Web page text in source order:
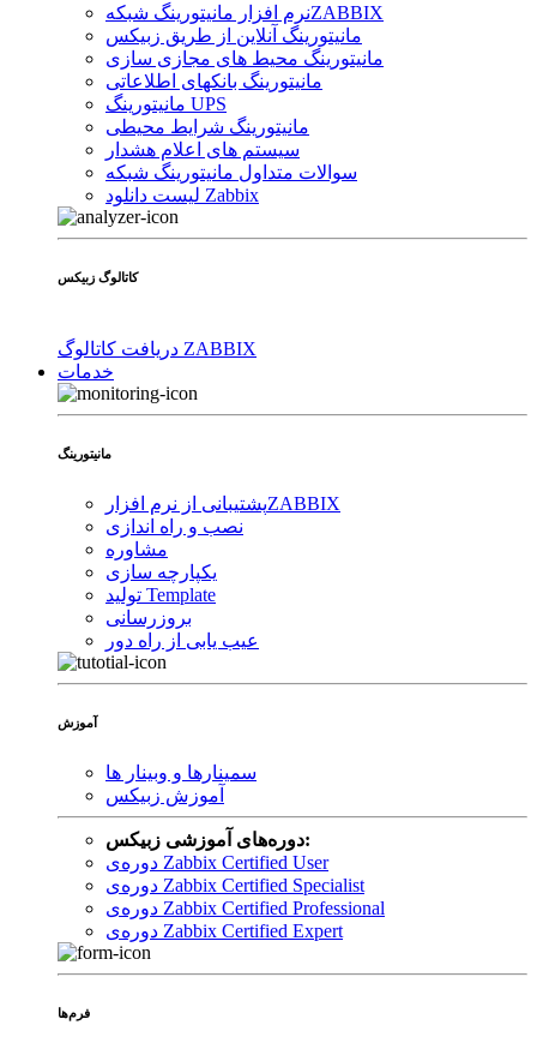
نرم افزار مانیتورینگ شبکهZABBIX
مانیتورینگ آنلاین از طریق زبیکس
مانیتورینگ محیط های مجازی سازی
مانیتورینگ بانکهای اطلاعاتی
مانیتورینگ UPS
مانیتورینگ شرایط محیطی
سیستم های اعلام هشدار
سوالات متداول مانیتورینگ شبکه
لیست دانلود Zabbix
کاتالوگ زبیکس
دریافت کاتالوگ ZABBIX
خدمات
مانیتورینگ
پشتیبانی از نرم افزارZABBIX
نصب و راه اندازی
مشاوره
یکپارچه سازی
تولید Template
بروزرسانی
عیب یابی از راه دور
آموزش
سمینارها و وبینار ها
آموزش زبیکس
دوره‌های آموزشی زبیکس:
دوره‌ی Zabbix Certified User
دوره‌ی Zabbix Certified Specialist
دوره‌ی Zabbix Certified Professional
دوره‌ی Zabbix Certified Expert
فرم‌ها